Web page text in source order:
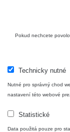
Pokud nechcete
Technicky nutné
Nutné pro správný chod
nastavení této webové
Statistické
Data použitá pouze pro